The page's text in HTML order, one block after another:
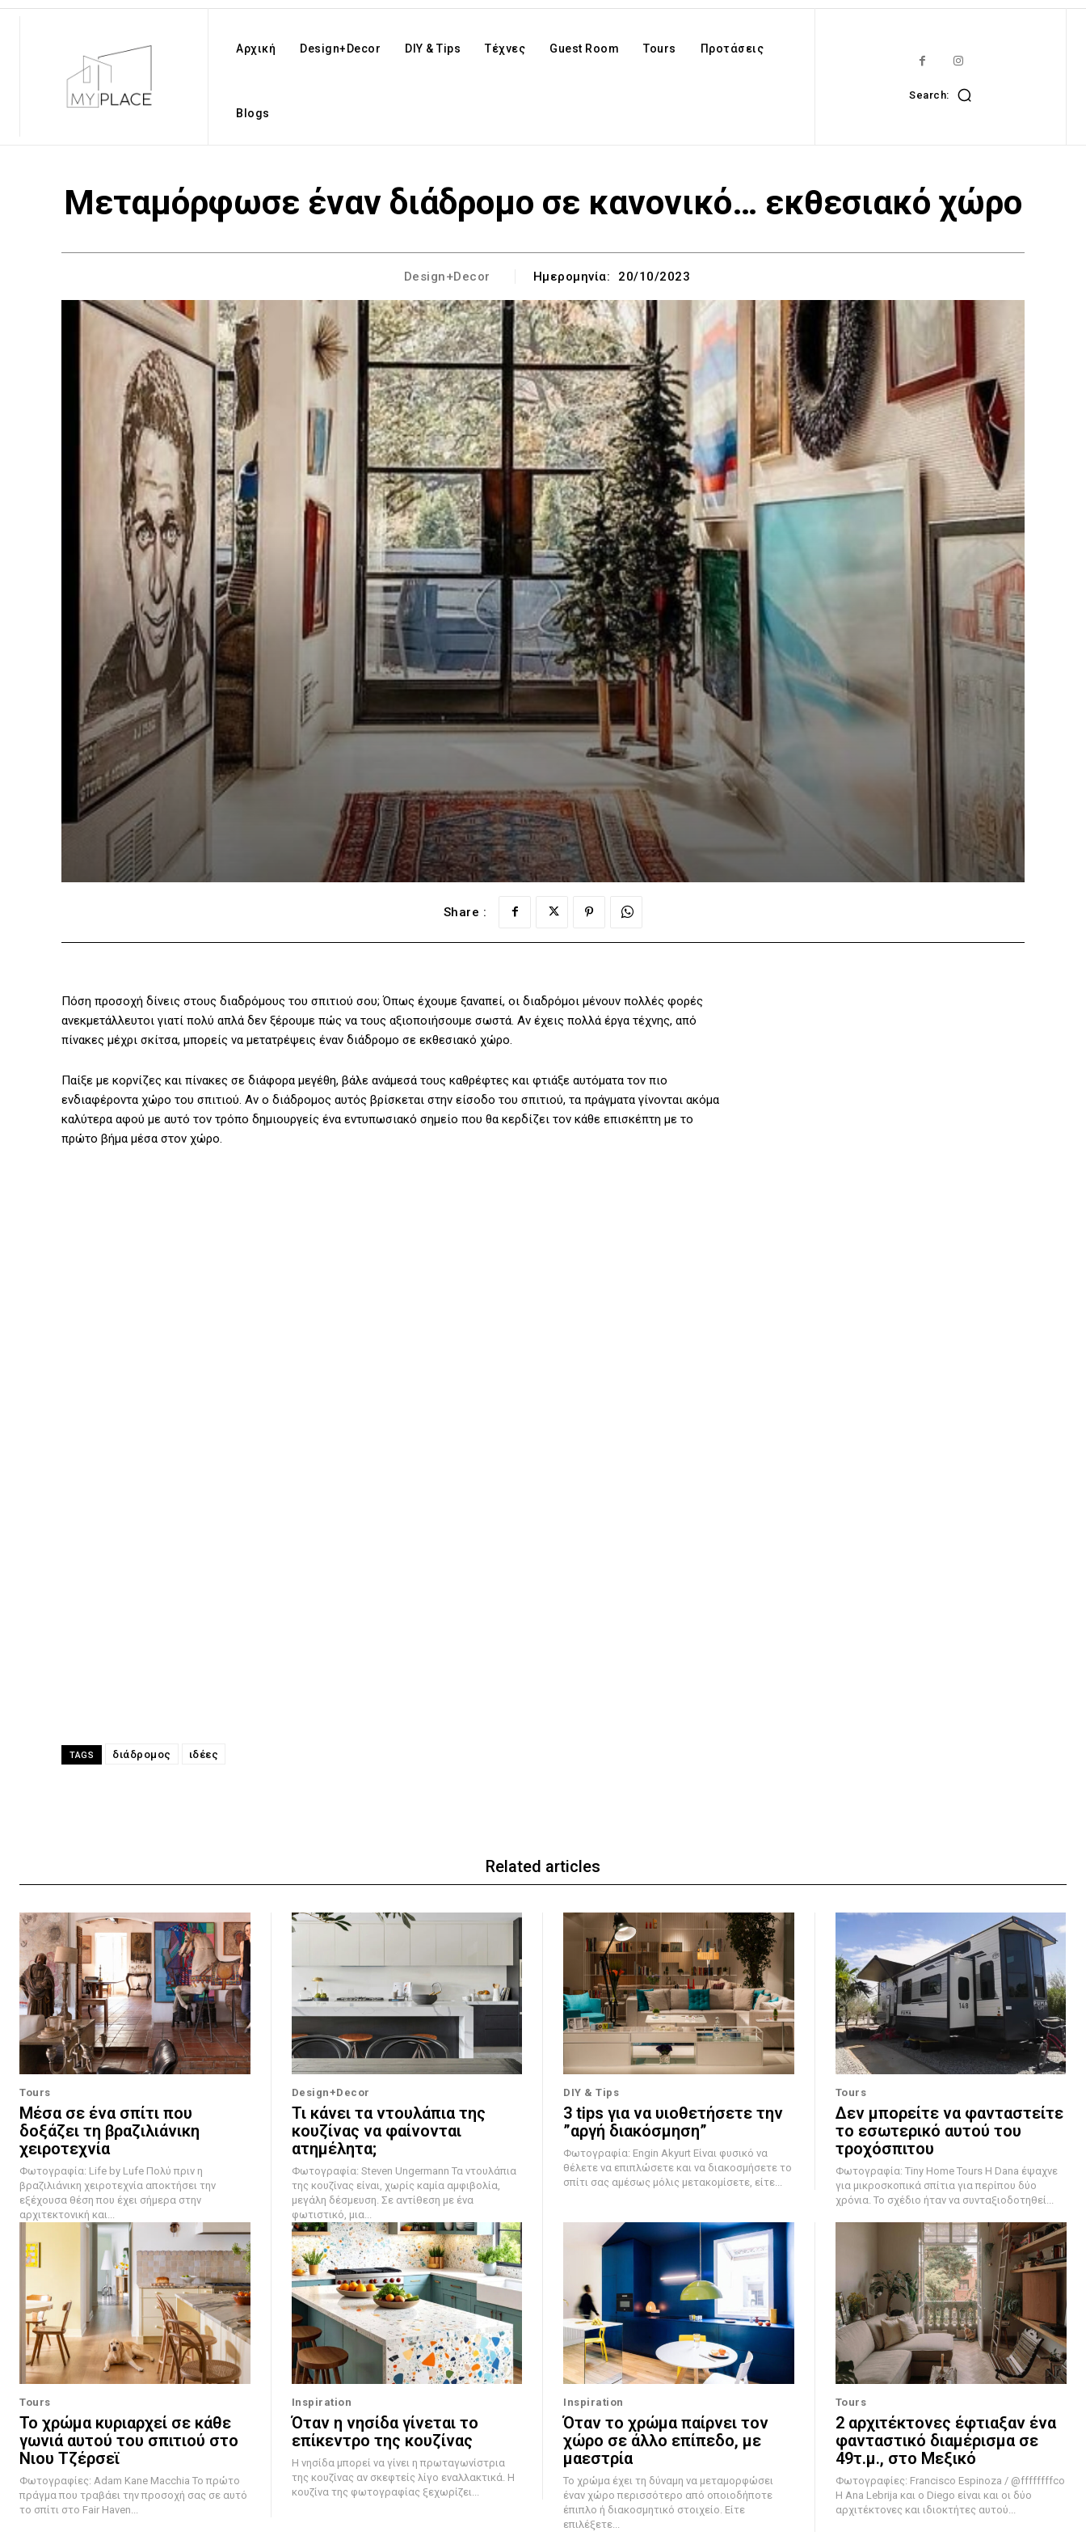
Αρχική Design+Decor DIY & Tips Τέχνες Guest Room Tours Προτάσεις
Blogs
Search:
Μεταμόρφωσε έναν διάδρομο σε κανονικό… εκθεσιακό χώρο
Design+Decor Ημερομηνία: 20/10/2023
Share :
Πόση προσοχή δίνεις στους διαδρόμους του σπιτιού σου; Όπως έχουμε ξαναπεί, οι διαδρόμοι μένουν πολλές φορές
ανεκμετάλλευτοι γιατί πολύ απλά δεν ξέρουμε πώς να τους αξιοποιήσουμε σωστά. Αν έχεις πολλά έργα τέχνης, από
πίνακες μέχρι σκίτσα, μπορείς να μετατρέψεις έναν διάδρομο σε εκθεσιακό χώρο.
Παίξε με κορνίζες και πίνακες σε διάφορα μεγέθη, βάλε ανάμεσά τους καθρέφτες και φτιάξε αυτόματα τον πιο
ενδιαφέροντα χώρο του σπιτιού. Αν ο διάδρομος αυτός βρίσκεται στην είσοδο του σπιτιού, τα πράγματα γίνονται ακόμα
καλύτερα αφού με αυτό τον τρόπο δημιουργείς ένα εντυπωσιακό σημείο που θα κερδίζει τον κάθε επισκέπτη με το
πρώτο βήμα μέσα στον χώρο.
TAGS διάδρομος ιδέες
Related articles
Tours
Μέσα σε ένα σπίτι που
δοξάζει τη βραζιλιάνικη
χειροτεχνία
Φωτογραφία: Life by Lufe Πολύ πριν η
βραζιλιάνικη χειροτεχνία αποκτήσει την
εξέχουσα θέση που έχει σήμερα στην
αρχιτεκτονική και...
Design+Decor
Τι κάνει τα ντουλάπια της
κουζίνας να φαίνονται
ατημέλητα;
Φωτογραφία: Steven Ungermann Τα ντουλάπια
της κουζίνας είναι, χωρίς καμία αμφιβολία,
μεγάλη δέσμευση. Σε αντίθεση με ένα
φωτιστικό, μια...
DIY & Tips
3 tips για να υιοθετήσετε την
”αργή διακόσμηση”
Φωτογραφία: Engin Akyurt Είναι φυσικό να
θέλετε να επιπλώσετε και να διακοσμήσετε το
σπίτι σας αμέσως μόλις μετακομίσετε, είτε...
Tours
Δεν μπορείτε να φανταστείτε
το εσωτερικό αυτού του
τροχόσπιτου
Φωτογραφία: Tiny Home Tours Η Dana έψαχνε
για μικροσκοπικά σπίτια για περίπου δύο
χρόνια. Το σχέδιο ήταν να συνταξιοδοτηθεί...
Tours
Το χρώμα κυριαρχεί σε κάθε
γωνιά αυτού του σπιτιού στο
Νιου Τζέρσεϊ
Φωτογραφίες: Adam Kane Macchia Το πρώτο
πράγμα που τραβάει την προσοχή σας σε αυτό
το σπίτι στο Fair Haven...
Inspiration
Όταν η νησίδα γίνεται το
επίκεντρο της κουζίνας
Η νησίδα μπορεί να γίνει η πρωταγωνίστρια
της κουζίνας αν σκεφτείς λίγο εναλλακτικά. Η
κουζίνα της φωτογραφίας ξεχωρίζει...
Inspiration
Όταν το χρώμα παίρνει τον
χώρο σε άλλο επίπεδο, με
μαεστρία
Το χρώμα έχει τη δύναμη να μεταμορφώσει
έναν χώρο περισσότερο από οποιοδήποτε
έπιπλο ή διακοσμητικό στοιχείο. Είτε
επιλέξετε...
Tours
2 αρχιτέκτονες έφτιαξαν ένα
φανταστικό διαμέρισμα σε
49τ.μ., στο Μεξικό
Φωτογραφίες: Francisco Espinoza / @ffffffffco
Η Ana Lebrija και ο Diego είναι και οι δύο
αρχιτέκτονες και ιδιοκτήτες αυτού...